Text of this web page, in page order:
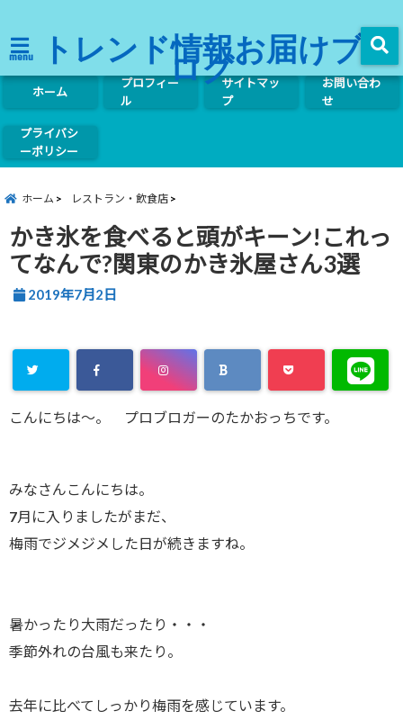
menu トレンド情報お届けブ
ログ
ホーム
プロフィー
ル
サイトマッ
プ
お問い合わ
せ
プライバシ
ーポリシー
ホーム レストラン・飲食店
かき氷を食べると頭がキーン!これっ
てなんで?関東のかき氷屋さん3選
2019年7月2日
こんにちは～。 プロブロガーのたかおっちです。
みなさんこんにちは。
7月に入りましたがまだ、
梅雨でジメジメした日が続きますね。
暑かったり大雨だったり・・・
季節外れの台風も来たり。
去年に比べてしっかり梅雨を感じています。